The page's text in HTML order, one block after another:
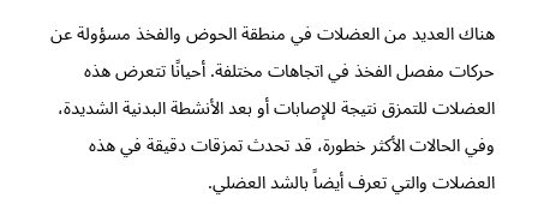
هناك العديد من العضلات في منطقة الحوض والفخذ مسؤولة عن
حركات مفصل الفخذ في اتجاهات مختلفة. أحيانًا تتعرض هذه
العضلات للتمزق نتيجة للإصابات أو بعد الأنشطة البدنية الشديدة،
وفي الحالات الأكثر خطورة، قد تحدث تمزقات دقيقة في هذه
العضلات والتي تعرف أيضاً بالشد العضلي.